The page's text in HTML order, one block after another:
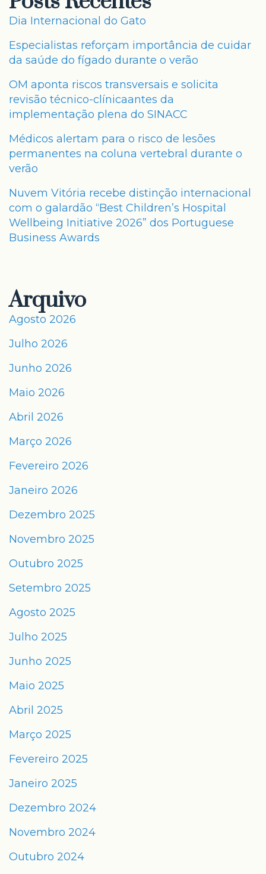
Dia Internacional do Gato
Especialistas reforçam importância de cuidar
da saúde do fígado durante o verão
OM aponta riscos transversais e solicita
revisão técnico-clínicaantes da
implementação plena do SINACC
Médicos alertam para o risco de lesões
permanentes na coluna vertebral durante o
verão
Nuvem Vitória recebe distinção internacional
com o galardão “Best Children’s Hospital
Wellbeing Initiative 2026” dos Portuguese
Business Awards
Arquivo
Agosto 2026
Julho 2026
Junho 2026
Maio 2026
Abril 2026
Março 2026
Fevereiro 2026
Janeiro 2026
Dezembro 2025
Novembro 2025
Outubro 2025
Setembro 2025
Agosto 2025
Julho 2025
Junho 2025
Maio 2025
Abril 2025
Março 2025
Fevereiro 2025
Janeiro 2025
Dezembro 2024
Novembro 2024
Outubro 2024